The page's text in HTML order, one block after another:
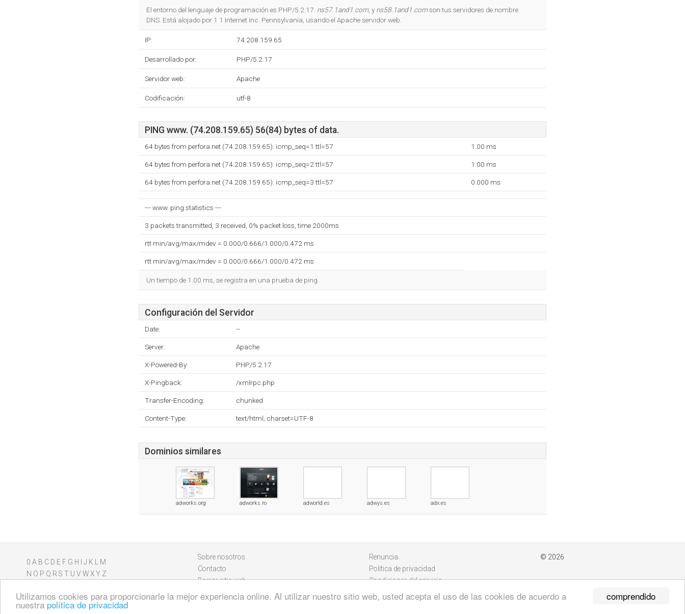
comprendido
Utilizamos cookies para proporcionarle la mejor experiencia online. Al utilizar nuestro sitio web, usted acepta el uso de las cookies de acuerdo a
nuestra política de privacidad
El entorno del lenguaje de programación es PHP/5.2.17. ns57.1and1.com, y ns58.1and1.comson tus servidores de nombre
DNS. Está alojado por 1 1 Internet Inc. Pennsylvania, usando el Apache servidor web.
IP: 74.208.159.65
Desarrollado por: PHP/5.2.17
Servidor web: Apache
Codificación: utf-8
PING www. (74.208.159.65) 56(84) bytes of data.
64 bytes from perfora.net (74.208.159.65): icmp_seq=1 ttl=57 1.00 ms
64 bytes from perfora.net (74.208.159.65): icmp_seq=2 ttl=57 1.00 ms
64 bytes from perfora.net (74.208.159.65): icmp_seq=3 ttl=57 0.000 ms
--- www. ping statistics ---
3 packets transmitted, 3 received, 0% packet loss, time 2000ms
rtt min/avg/max/mdev = 0.000/0.666/1.000/0.472 ms
rtt min/avg/max/mdev = 0.000/0.666/1.000/0.472 ms
Un tiempo de 1.00 ms, se registra en una prueba de ping.
Configuración del Servidor
Date: --
Server: Apache
X-Powered-By: PHP/5.2.17
X-Pingback: /xmlrpc.php
Transfer-Encoding: chunked
Content-Type: text/html; charset=UTF-8
Dominios similares
adworks.org adworks.ro adworld.es adwys.es adx.es
0 A B C D E F G H J K
M
N O P Q R S T U V WXY Z
Sobre nosotros
Contacto
Borrar sitio web
Renuncia
Política de privacidad
Condiciones del servicio
© 2026